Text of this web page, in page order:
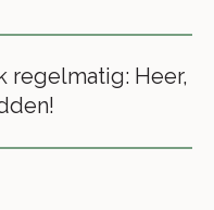
regelmatig: Heer,